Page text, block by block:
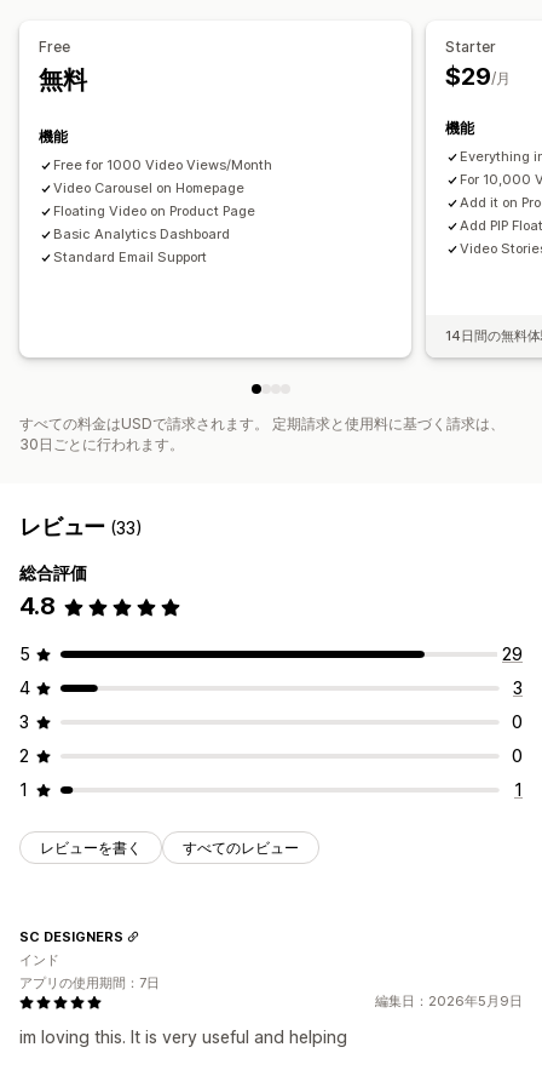
分析
エンゲージメント追跡
Free
無料
機能
Free for 1000 Video Views/Month
Video Carousel on Homepage
Floating Video on Product Page
Basic Analytics Dashboard
Standard Email Support
Starter
$29/月
機能
Everything
For 10,000
Add it on
Add PIP
Video
14日間の無料
すべての料金はUSDで請求されます。 定期請求と使用料に基づく請求は、
30日ごとに行われます。
レビュー (33)
総合評価
4.8
5
29
4
3
3
0
2
0
1
1
レビューを書く すべてのレビュー
編集日：2026年5月9日
im loving this. It is very useful and helping
SC DESIGNERS
インド
アプリの使用期間：7日